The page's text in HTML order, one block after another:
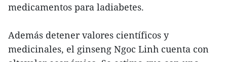
medicamentos para ladiabetes.
Además detener valores científicos y
medicinales, el ginseng Ngoc Linh cuenta con